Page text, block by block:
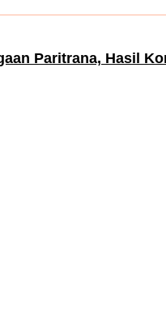
Paritrana, Hasil